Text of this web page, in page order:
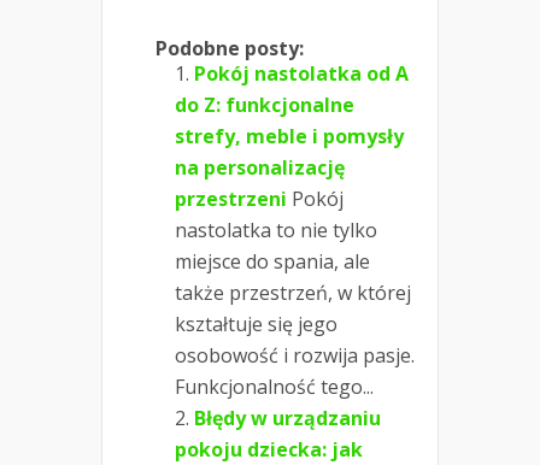
Podobne posty:
Pokój nastolatka od A
do Z: funkcjonalne
strefy, meble i pomysły
na personalizację
przestrzeni Pokój
nastolatka to nie tylko
miejsce do spania, ale
także przestrzeń, w której
kształtuje się jego
osobowość i rozwija pasje.
Funkcjonalność tego...
Błędy w urządzaniu
pokoju dziecka: jak